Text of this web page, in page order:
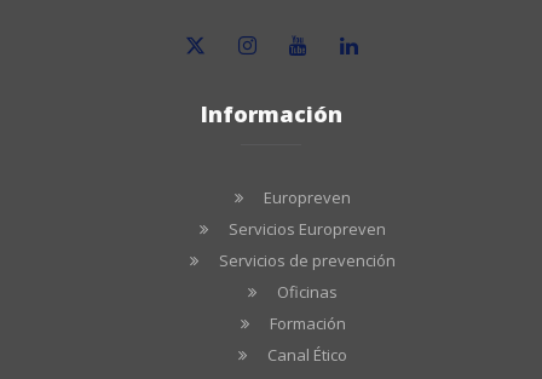
Información
Europreven
Servicios Europreven
Servicios de prevención
Oficinas
Formación
Canal Ético